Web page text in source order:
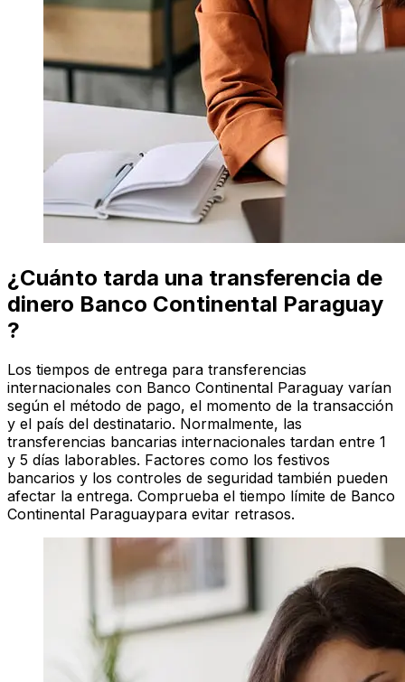
¿Cuánto tarda una transferencia de
dinero Banco Continental Paraguay
?
Los tiempos de entrega para transferencias
internacionales con Banco Continental Paraguay varían
según el método de pago, el momento de la transacción
y el país del destinatario. Normalmente, las
transferencias bancarias internacionales tardan entre 1
y 5 días laborables. Factores como los festivos
bancarios y los controles de seguridad también pueden
afectar la entrega. Comprueba el tiempo límite de Banco
Continental Paraguaypara evitar retrasos.